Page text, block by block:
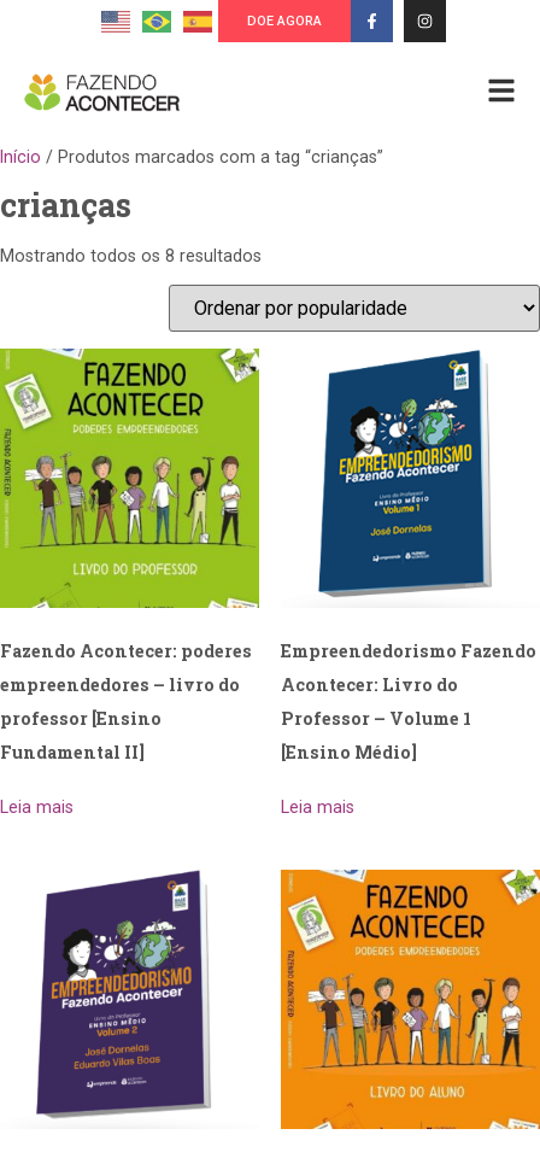
DOE AGORA
Início / Produtos marcados com a tag “crianças”
crianças
Mostrando todos os 8 resultados
Fazendo Acontecer: poderes
empreendedores – livro do
professor [Ensino
Fundamental II]
Leia mais
Empreendedorismo Fazendo
Acontecer: Livro do
Professor – Volume 1
[Ensino Médio]
Leia mais